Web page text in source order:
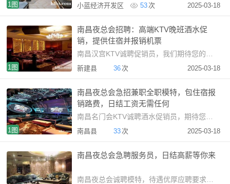
1图 小蓝经济开发区 53次 2025-03-18
1图
南昌夜总会招聘：高端KTV晚班酒水促
销，提供住宿并报销机票
新建县 36次 2025-03-18
1图
南昌夜总会急招兼职全职模特，包住宿报
销路费，日结工资无需任何
南昌县 33次 2025-03-18
南昌夜总会急聘服务员，日结高薪等你来